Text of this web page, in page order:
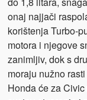
onaj najjači
korištenja Turbo-
motora i njegove
zanimljiv, dok s
moraju nužno
Honda će za